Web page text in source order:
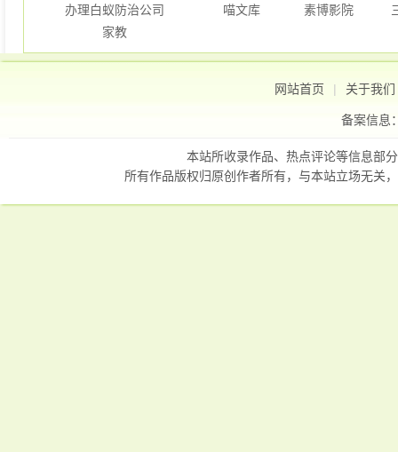
办理白蚁防治公司
喵文库 素博影院
家教
网站首页 | 关于我们
备案信息
本站所收录作品、热点评论等信息部
所有作品版权归原创作者所有，与本站立场无关